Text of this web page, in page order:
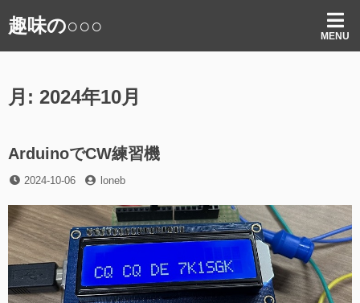
ン趣味の○○○ MENU
月: 2024年10月
ArduinoでCW練習機
投
日
2024-10-06
投
者
loneb